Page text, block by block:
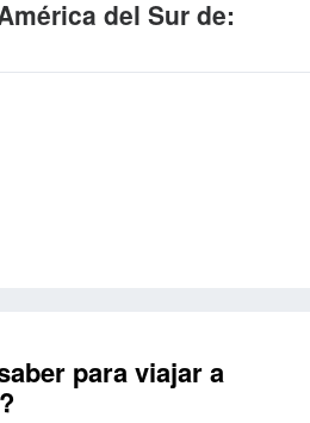
del Sur de:
para viajar a